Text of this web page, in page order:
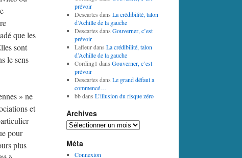
que les
sont
le sens
» ne
et
pour
plus
prévoir
Descartes dans La crédibilité, talon
d’Achille de la gauche
Descartes dans Gouverner, c’est
prévoir
Lafleurdans La crédibilité, talon
d’Achille de la gauche
Cording1 dans Gouverner, c’est
prévoir
Descartes dans Le grand défaut a
commencé…
bbdans L’illusion du risque zéro
Archives
Archives
Méta
Connexion